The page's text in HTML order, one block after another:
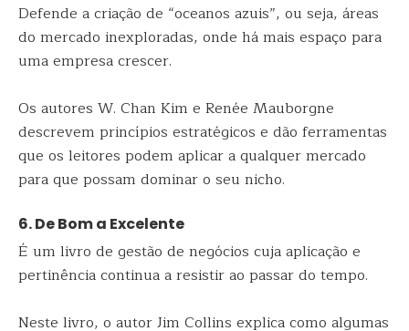
Defende a criação de “oceanos azuis”, ou seja, áreas
do mercado inexploradas, onde há mais espaço para
uma empresa crescer.
Os autores W. Chan Kim e Renée Mauborgne
descrevem princípios estratégicos e dão ferramentas
que os leitores podem aplicar a qualquer mercado
para que possam dominar o seu nicho.
6. De Bom a Excelente
É um livro de gestão de negócios cuja aplicação e
pertinência continua a resistir ao passar do tempo.
Neste livro, o autor Jim Collins explica como algumas